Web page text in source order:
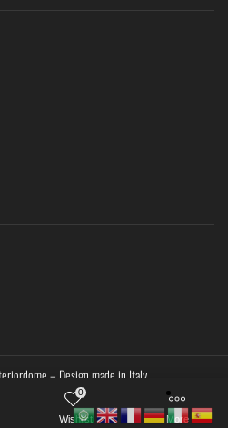
– Design made in Italy
0
Wishlist More